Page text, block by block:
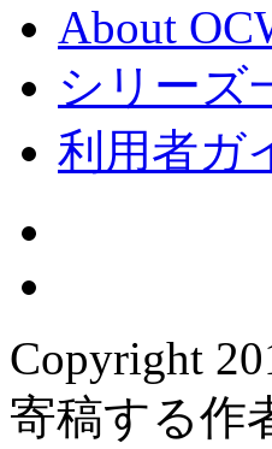
About
シリーズ
利用者ガ
Copyright
寄稿する作